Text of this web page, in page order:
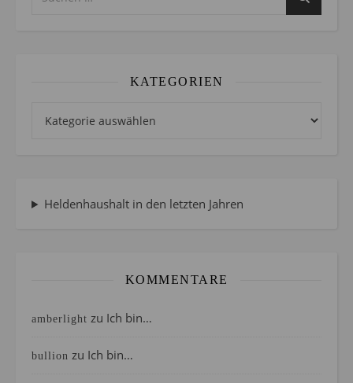
KATEGORIEN
Heldenhaushalt in den letzten Jahren
KOMMENTARE
amberlight zu Ich bin…
bullion zu Ich bin…